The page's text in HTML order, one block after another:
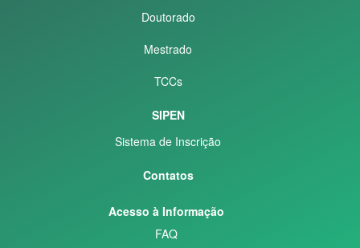
Doutorado
Mestrado
TCCs
SIPEN
Sistema de Inscrição
Contatos
Acesso à Informação
FAQ